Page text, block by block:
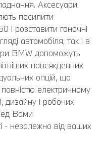
Аксесуари
посилити
і розставити гоночні
автомобіля, так і в
BMW допоможуть
повсякденних
опцій, що
електричному
дизайну і робочих
Вами
- незалежно від ваших